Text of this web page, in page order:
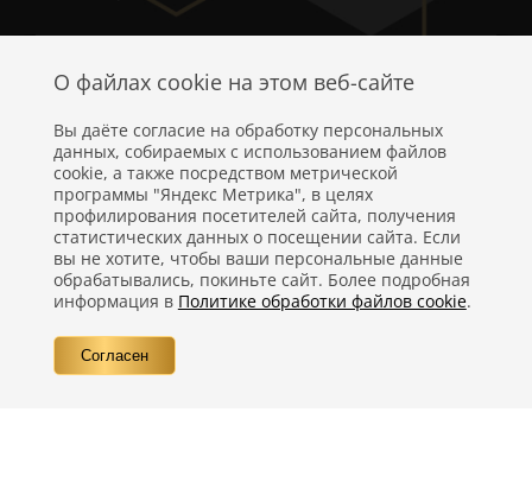
Политика конфиденциальности
Правовая информация
Контакты
О файлах cookie на этом веб-сайте
Вы даёте согласие на обработку персональных
данных, собираемых с использованием файлов
cookie, а также посредством метрической
программы "Яндекс Метрика", в целях
профилирования посетителей сайта, получения
статистических данных о посещении сайта. Если
вы не хотите, чтобы ваши персональные данные
обрабатывались, покиньте сайт. Более подробная
информация в Политике обработки файлов cookie.
Согласен